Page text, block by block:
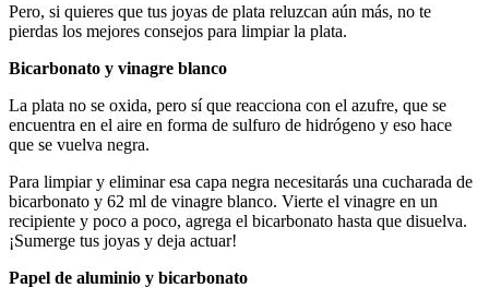
Pero, si quieres que tus joyas de plata reluzcan aún más, no te
pierdas los mejores consejos para limpiar la plata.
Bicarbonato y vinagre blanco
La plata no se oxida, pero sí que reacciona con el azufre, que se
encuentra en el aire en forma de sulfuro de hidrógeno y eso hace
que se vuelva negra.
Para limpiar y eliminar esa capa negra necesitarás una cucharada de
bicarbonato y 62 ml de vinagre blanco. Vierte el vinagre en un
recipiente y poco a poco, agrega el bicarbonato hasta que disuelva.
¡Sumerge tus joyas y deja actuar!
Papel de aluminio y bicarbonato